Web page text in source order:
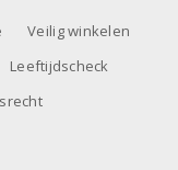
Veilig winkelen
Leeftijdscheck